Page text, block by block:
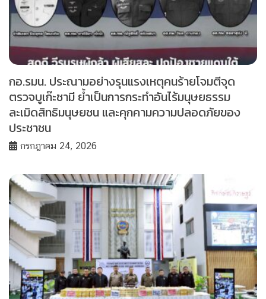
กอ.รมน. ประณามอย่างรุนแรงเหตุคนร้ายโจมตีจุด
ตรวจบูเก๊ะซามี ย้ำเป็นการกระทำอันไร้มนุษยธรรม
ละเมิดสิทธิมนุษยชน และคุกคามความปลอดภัยของ
ประชาชน
กรกฎาคม 24, 2026